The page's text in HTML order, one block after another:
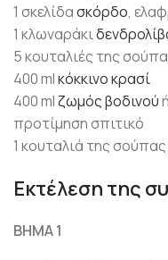
1 σκελίδασκόρδο,
1 κλωναράκι
5 κουταλιές της
400 mlκόκκινο κρασί
400 mlζωμός βοδινού
προτίμηση σπιτικό
1 κουταλιά της σούπας
Εκτέλεση της
ΒΗΜΑ 1